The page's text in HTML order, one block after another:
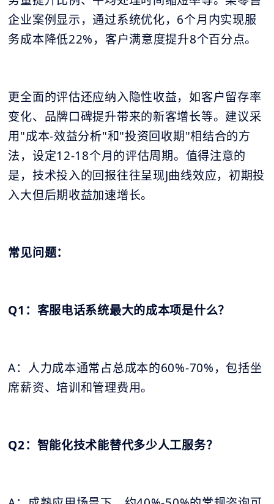
企业案例显示，通过系统优化，6个月内实现服
务成本降低22%，客户满意度提升8个百分点。
更全面的评估还应纳入隐性收益，如客户留存率
变化、品牌口碑提升带来的新客增长等。建议采
用"成本-效益分析"和"投资回收期"相结合的方
法，设定12-18个月的评估周期。值得注意的
是，技术投入的回报往往呈现J曲线效应，初期投
入大但后期收益加速增长。
常见问题：
Q1：客服电话系统最大的成本项是什么？
A：人力成本通常占总成本的60%-70%，包括坐
席薪资、培训和管理费用。
Q2：智能化技术能替代多少人工服务？